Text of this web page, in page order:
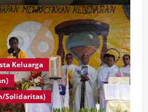
Keluarga
Solidaritas)